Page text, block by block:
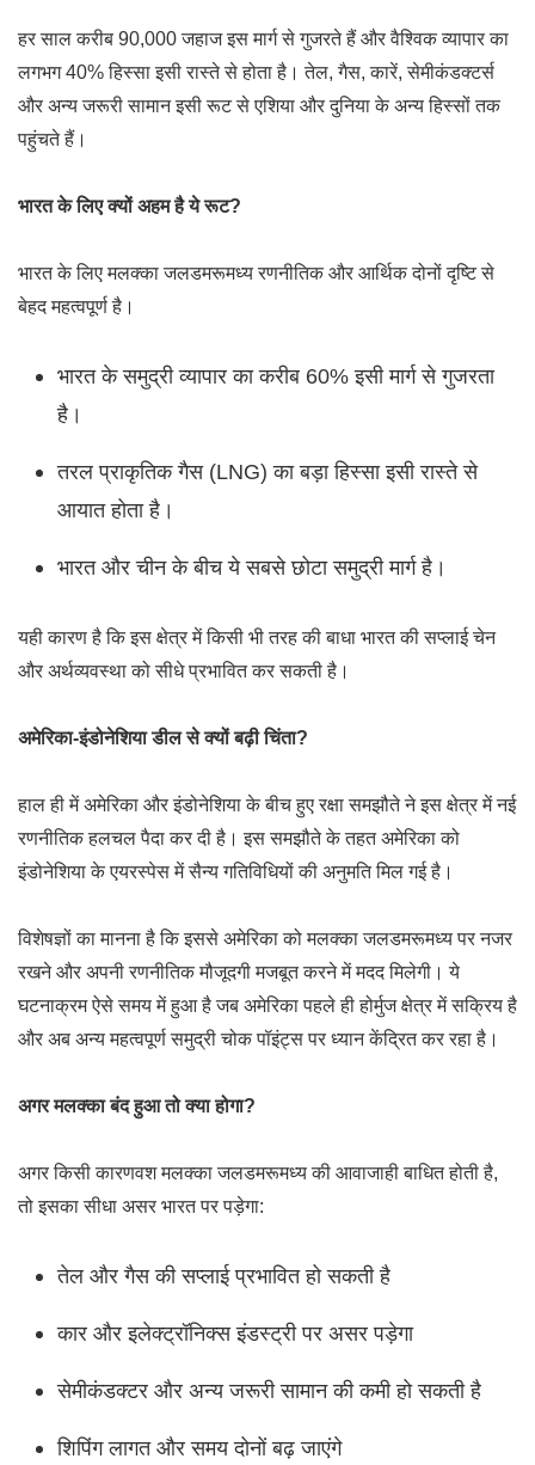
हर साल करीब 90,000 जहाज इस मार्ग से गुजरते हैं और वैश्विक व्यापार का
लगभग 40% हिस्सा इसी रास्ते से होता है। तेल, गैस, कारें, सेमीकंडक्टर्स
और अन्य जरूरी सामान इसी रूट से एशिया और दुनिया के अन्य हिस्सों तक
पहुंचते हैं।
भारत के लिए क्यों अहम है ये रूट?
भारत के लिए मलक्का जलडमरूमध्य रणनीतिक और आर्थिक दोनों दृष्टि से
बेहद महत्वपूर्ण है।
भारत के समुद्री व्यापार का करीब 60% इसी मार्ग से गुजरता
है।
तरल प्राकृतिक गैस (LNG) का बड़ा हिस्सा इसी रास्ते से
आयात होता है।
भारत और चीन के बीच ये सबसे छोटा समुद्री मार्ग है।
यही कारण है कि इस क्षेत्र में किसी भी तरह की बाधा भारत की सप्लाई चेन
और अर्थव्यवस्था को सीधे प्रभावित कर सकती है।
अमेरिका-इंडोनेशिया डील से क्यों बढ़ी चिंता?
हाल ही में अमेरिका और इंडोनेशिया के बीच हुए रक्षा समझौते ने इस क्षेत्र में नई
रणनीतिक हलचल पैदा कर दी है। इस समझौते के तहत अमेरिका को
इंडोनेशिया के एयरस्पेस में सैन्य गतिविधियों की अनुमति मिल गई है।
विशेषज्ञों का मानना है कि इससे अमेरिका को मलक्का जलडमरूमध्य पर नजर
रखने और अपनी रणनीतिक मौजूदगी मजबूत करने में मदद मिलेगी। ये
घटनाक्रम ऐसे समय में हुआ है जब अमेरिका पहले ही होर्मुज क्षेत्र में सक्रिय है
और अब अन्य महत्वपूर्ण समुद्री चोक पॉइंट्स पर ध्यान केंद्रित कर रहा है।
अगर मलक्का बंद हुआ तो क्या होगा?
अगर किसी कारणवश मलक्का जलडमरूमध्य की आवाजाही बाधित होती है,
तो इसका सीधा असर भारत पर पड़ेगा:
तेल और गैस की सप्लाई प्रभावित हो सकती है
कार और इलेक्ट्रॉनिक्स इंडस्ट्री पर असर पड़ेगा
सेमीकंडक्टर और अन्य जरूरी सामान की कमी हो सकती है
शिपिंग लागत और समय दोनों बढ़ जाएंगे